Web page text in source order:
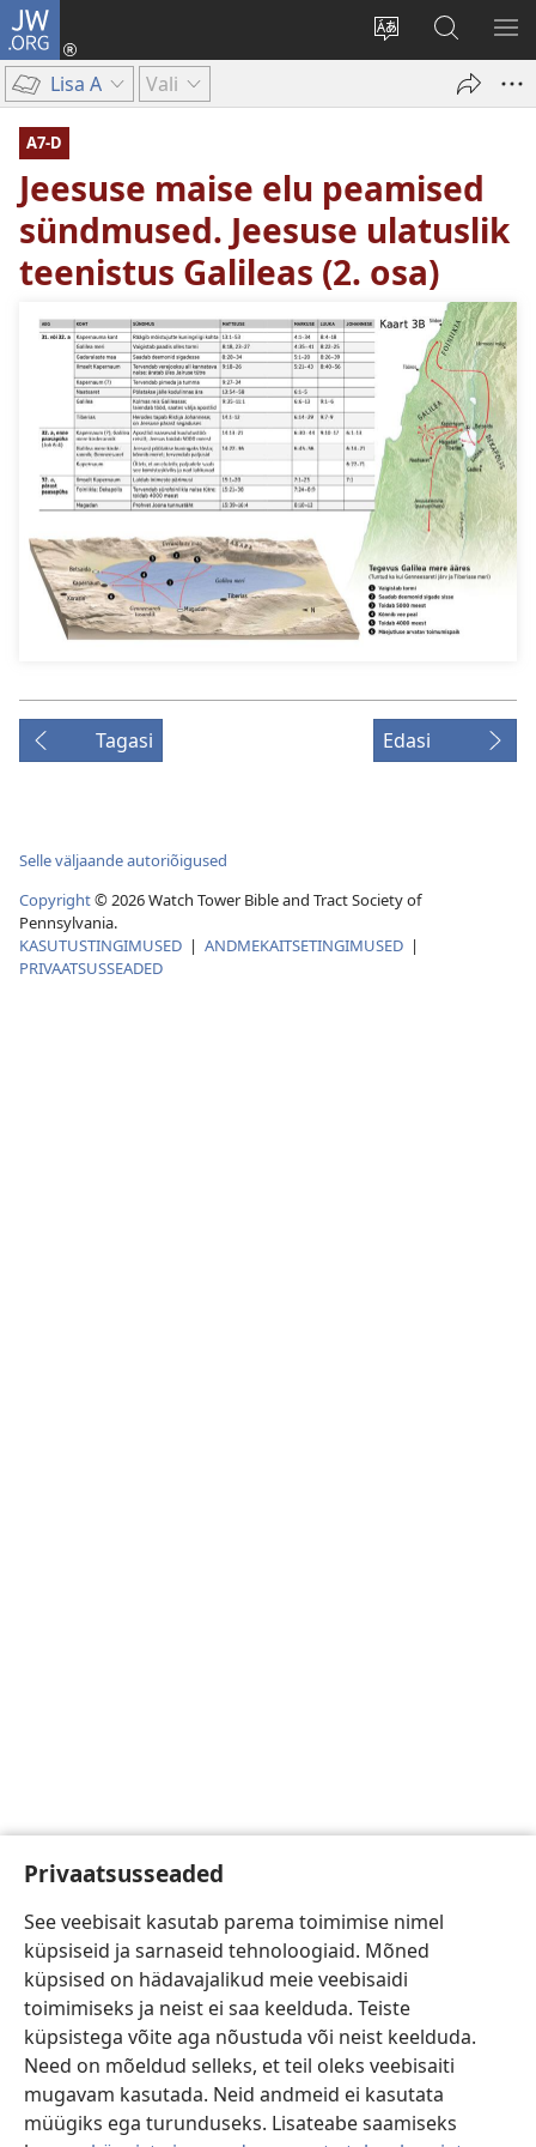
Privaatsusseaded
See veebisait kasutab parema toimimise nimel
küpsiseid ja sarnaseid tehnoloogiaid. Mõned
küpsised on hädavajalikud meie veebisaidi
toimimiseks ja neist ei saa keelduda. Teiste
küpsistega võite aga nõustuda või neist keelduda.
Need on mõeldud selleks, et teil oleks veebisaiti
mugavam kasutada. Neid andmeid ei kasutata
müügiks ega turunduseks. Lisateabe saamiseks
JW.ORG
Muuda
veebisaidi
keelt
Logi
sisse
Otsi
saidilt
JW.ORG
Lisa A Vali
A7-D
Jeesuse maise elu peamised
sündmused. Jeesuse ulatuslik
teenistus Galileas (2. osa)
Tagasi Edasi
Selle väljaande autoriõigused
Copyright© 2026 Watch Tower Bible and Tract Society of
Pennsylvania.
KASUTUSTINGIMUSED | ANDMEKAITSETINGIMUSED |
PRIVAATSUSSEADED